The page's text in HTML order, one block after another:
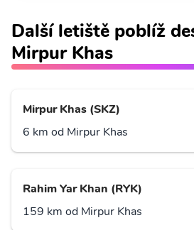
Další letiště poblíž
Mirpur Khas
Mirpur Khas (SKZ)
6 km od Mirpur Khas
Rahim Yar Khan (RYK)
159 km od Mirpur Khas